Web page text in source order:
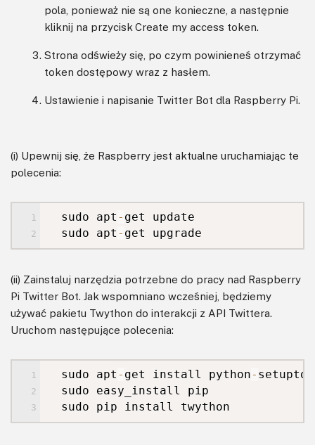
pola, ponieważ nie są one konieczne, a następnie
kliknij na przycisk Create my access token.
Strona odświeży się, po czym powinieneś otrzymać
token dostępowy wraz z hasłem.
Ustawienie i napisanie Twitter Bot dla Raspberry Pi.
(i) Upewnij się, że Raspberry jest aktualne uruchamiając te
polecenia:
sudo apt - get update
sudo apt - get upgrade
(ii) Zainstaluj narzędzia potrzebne do pracy nad Raspberry
Pi Twitter Bot. Jak wspomniano wcześniej, będziemy
używać pakietu Twython do interakcji z API Twittera.
Uruchom następujące polecenia:
sudo apt - get install python-
sudo easy_install pip
sudo pip install twython